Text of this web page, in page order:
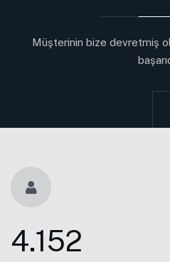
Müşterinin bize devretmiş
4.152